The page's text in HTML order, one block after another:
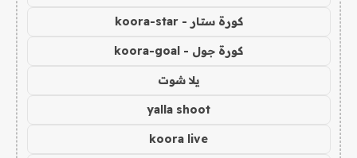
كورة ستار - koora-star
كورة جول - koora-goal
يلا شوت
yalla shoot
koora live